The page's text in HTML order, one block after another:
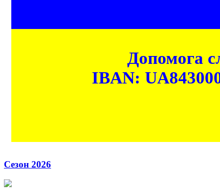
Допомога
IBAN:
Сезон 2026